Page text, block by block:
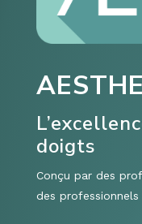
doigts
Conçu par des
des professionnels